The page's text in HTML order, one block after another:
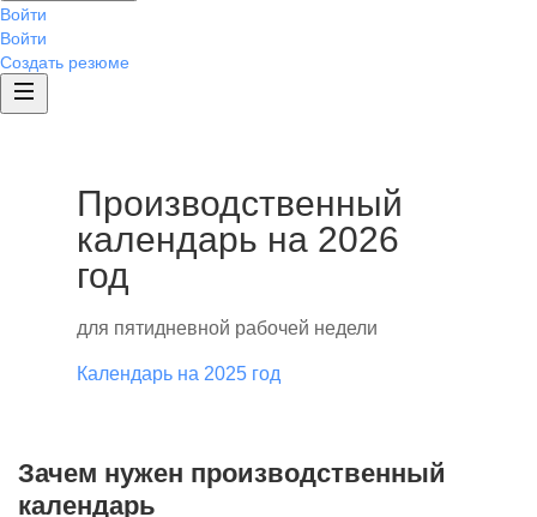
Войти
Войти
Создать резюме
Производственный
календарь на 2026
год
для пятидневной рабочей недели
Календарь на 2025 год
Зачем нужен производственный
календарь